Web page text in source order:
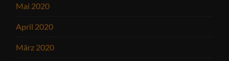
Mai 2020
April 2020
März 2020